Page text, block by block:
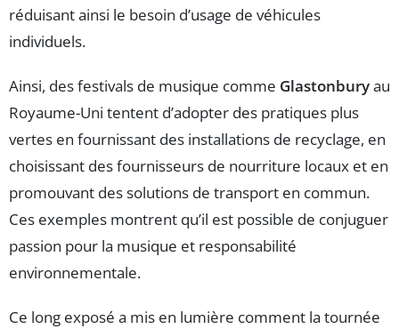
réduisant ainsi le besoin d’usage de véhicules
individuels.
Ainsi, des festivals de musique comme Glastonburyau
Royaume-Uni tentent d’adopter des pratiques plus
vertes en fournissant des installations de recyclage, en
choisissant des fournisseurs de nourriture locaux et en
promouvant des solutions de transport en commun.
Ces exemples montrent qu’il est possible de conjuguer
passion pour la musique et responsabilité
environnementale.
Ce long exposé a mis en lumière comment la tournée